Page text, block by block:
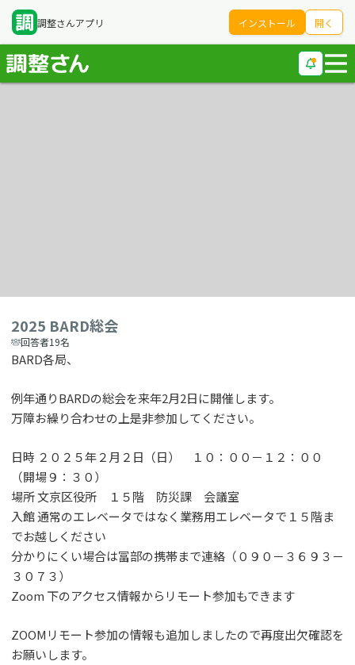
調整さんアプリ インストール 開く
2025 BARD総会
回答者19名
BARD各局、
例年通りBARDの総会を来年2月2日に開催します。
万障お繰り合わせの上是非参加してください。
日時 ２０２５年２月２日（日） １０：００－１２：００
（開場９：３０）
場所 文京区役所 １５階 防災課 会議室
入館 通常のエレベータではなく業務用エレベータで１５階ま
でお越しください
分かりにくい場合は冨部の携帯まで連絡（０９０－３６９３－
３０７３）
Zoom 下のアクセス情報からリモート参加もできます
ZOOMリモート参加の情報も追加しましたので再度出欠確認を
お願いします。